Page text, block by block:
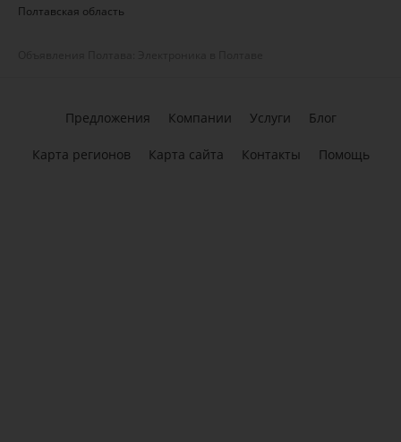
Полтавская область
Предложения Компании Услуги Блог
Карта регионов Карта сайта Контакты Помощь